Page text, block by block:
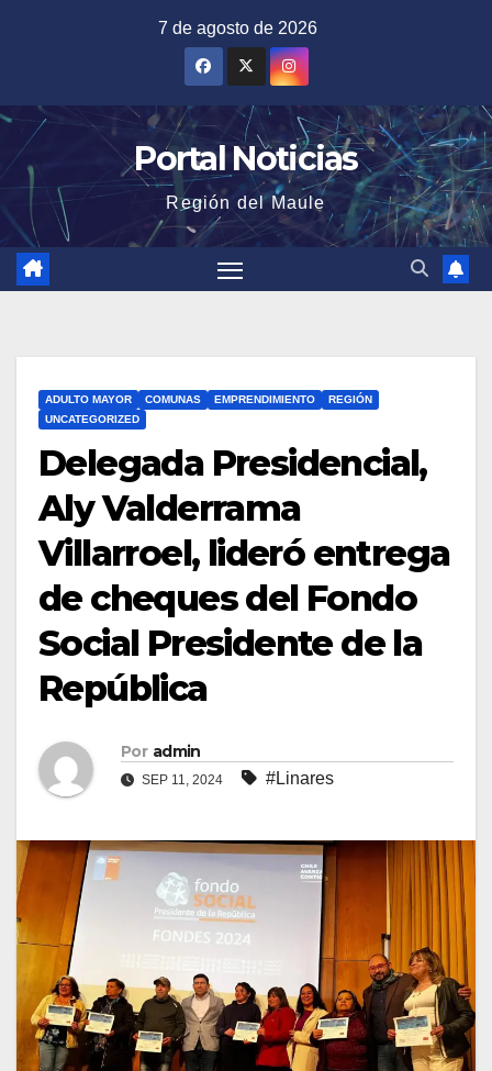
7 de agosto de 2026
Portal Noticias
Región del Maule
ADULTO MAYOR COMUNAS EMPRENDIMIENTO
REGIÓN
UNCATEGORIZED
Delegada Presidencial,
Aly Valderrama
Villarroel, lideró entrega
de cheques del Fondo
Social Presidente de la
República
Por admin
SEP 11, 2024 #Linares